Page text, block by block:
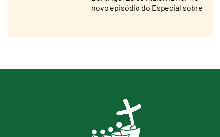
novo episódio do Especial sobre